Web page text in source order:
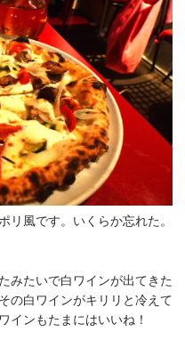
風です。いくらか忘れた。
みたいで白ワインが出てきた
の白ワインがキリリと冷えて
インもたまにはいいね！